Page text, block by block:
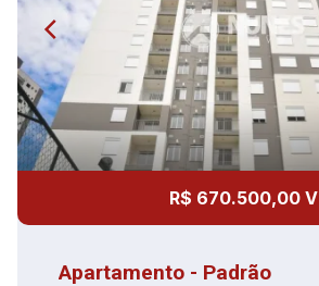
R$ 670.500,00 V
Apartamento - Padrão